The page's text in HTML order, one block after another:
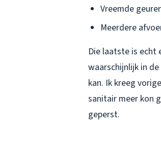
Vreemde
Meerdere
Die laatste is echt
waarschijnlijk in
kan. Ik kreeg
sanitair meer kon
geperst.